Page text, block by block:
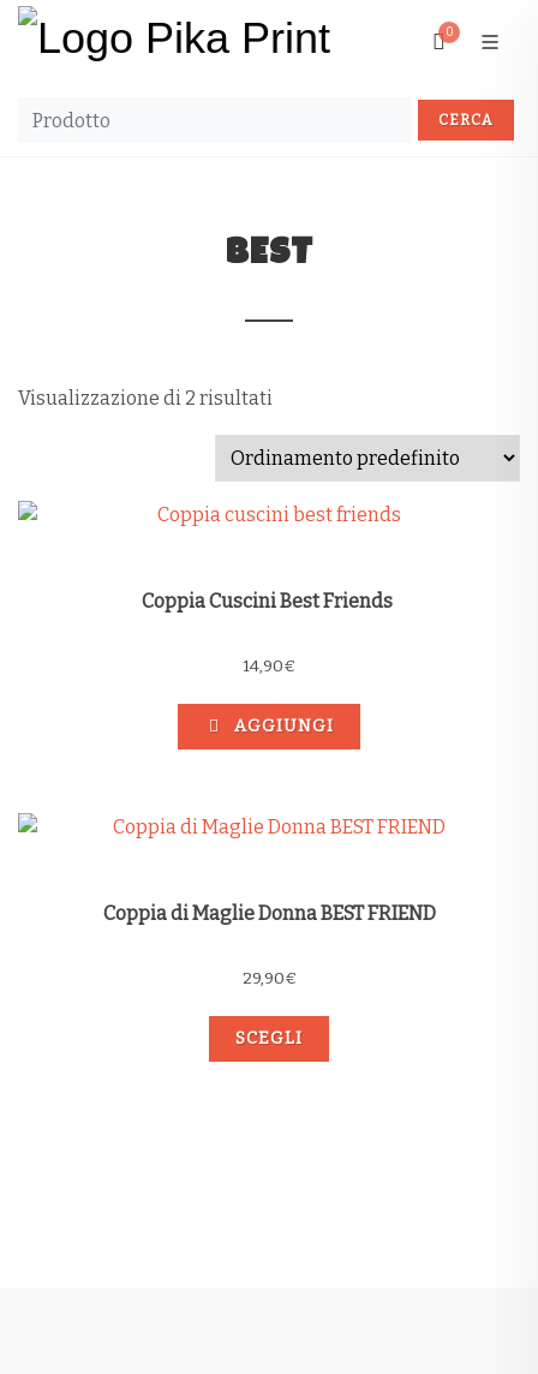
0
BEST
Visualizzazione di 2 risultati
Coppia Cuscini Best Friends
14,90€
AGGIUNGI
Coppia di Maglie Donna BEST FRIEND
29,90€
SCEGLI